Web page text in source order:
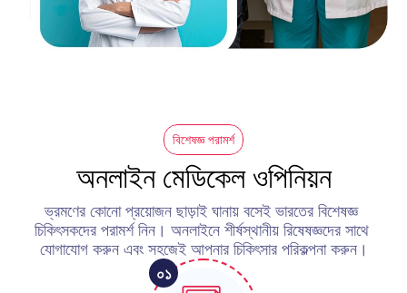
বিশেষজ্ঞ পরামর্শ
অনলাইন মেডিকেল ওপিনিয়ন
ভ্রমণের কোনো প্রয়োজন ছাড়াই ঘানায় বসেই ভারতের বিশেষজ্ঞ
চিকিৎসকদের পরামর্শ নিন। অনলাইনে শীর্ষস্থানীয় রিষেষজ্ঞদের সাথে
যোগাযোগ করুন এবং সহজেই আপনার চিকিৎসার পরিকল্পনা করুন।
০১